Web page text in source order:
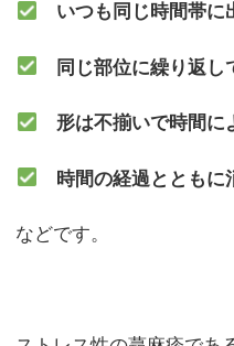
いつも同じ時間帯に
同じ部位に繰り返し
形は不揃いで時間に
時間の経過とともに
などです。